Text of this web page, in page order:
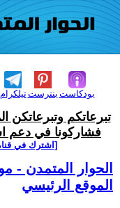
تيلكرامبنترست بودكاست
تبرعاتكم وتبرعاتكن
فشاركونا في دعم
[اشترك في
الحوار المتمدن -
الموقع الرئيسي